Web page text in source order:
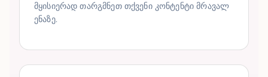
მყისიერად თარგმნეთ თქვენი კონტენტი მრავალ
ენაზე.